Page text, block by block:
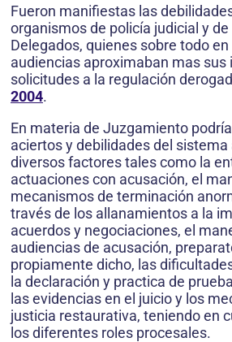
Fueron manifiestas las
organismos de policía judicial y
Delegados, quienes sobre todo
audiencias aproximaban mas sus
solicitudes a la regulación
2004.
En materia de Juzgamiento
aciertos y debilidades del
diversos factores tales como la
actuaciones con acusación, el
mecanismos de terminación
través de los allanamientos a la
acuerdos y negociaciones, el
audiencias de acusación,
propiamente dicho, las
la declaración y practica de
las evidencias en el juicio y los
justicia restaurativa, teniendo en
los diferentes roles procesales.